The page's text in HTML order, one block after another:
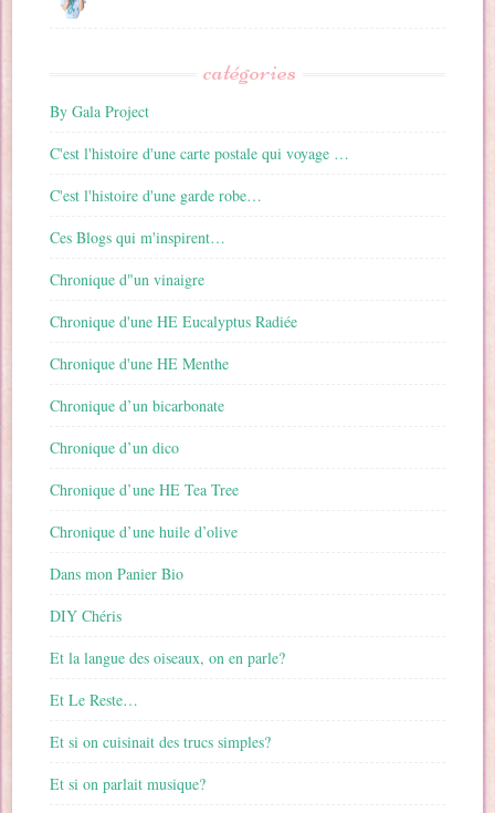
catégories
By Gala Project
C'est l'histoire d'une carte postale qui voyage …
C'est l'histoire d'une garde robe…
Ces Blogs qui m'inspirent…
Chronique d"un vinaigre
Chronique d'une HE Eucalyptus Radiée
Chronique d'une HE Menthe
Chronique d’un bicarbonate
Chronique d’un dico
Chronique d’une HE Tea Tree
Chronique d’une huile d’olive
Dans mon Panier Bio
DIY Chéris
Et la langue des oiseaux, on en parle?
Et Le Reste…
Et si on cuisinait des trucs simples?
Et si on parlait musique?